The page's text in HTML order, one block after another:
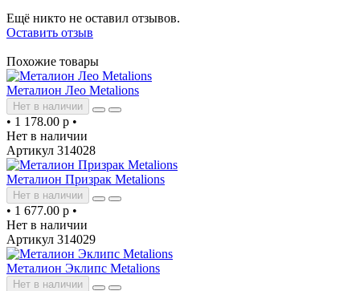
Ещё никто не оставил отзывов.
Оставить отзыв
Похожие товары
Металион Лео Metalions
Нет в наличии
• 1 178.00 р •
Нет в наличии
Артикул 314028
Металион Призрак Metalions
Нет в наличии
• 1 677.00 р •
Нет в наличии
Артикул 314029
Металион Эклипс Metalions
Нет в наличии